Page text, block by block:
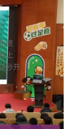
统
上
秒开